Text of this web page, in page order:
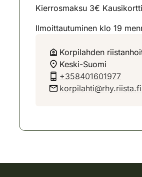
Kierrosmaksu 3€
Ilmoittautuminen klo 19
Korpilahden
Keski-Suomi
+358401601977
korpilahti@rhy.riista.fi